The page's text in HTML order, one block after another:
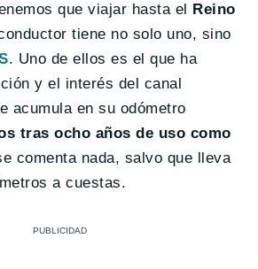
que viajar hasta el
Reino
tiene no solo uno, sino
. Uno de ellos es el que ha
y el interés del canal
acumula en su odómetro
tras ocho años de uso como
comenta nada, salvo que lleva
a cuestas.